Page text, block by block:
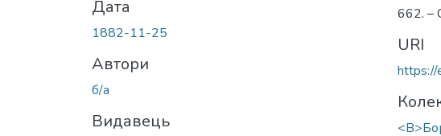
Дата
1882-11-25
Автори
б/а
Видавець
662. –
URI
https://